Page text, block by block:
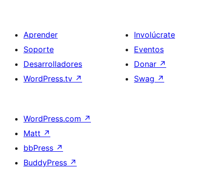
Aprender
Soporte
Desarrolladores
WordPress.tv ↗
Involúcrate
Eventos
Donar ↗
Swag ↗
WordPress.com ↗
Matt ↗
bbPress ↗
BuddyPress ↗